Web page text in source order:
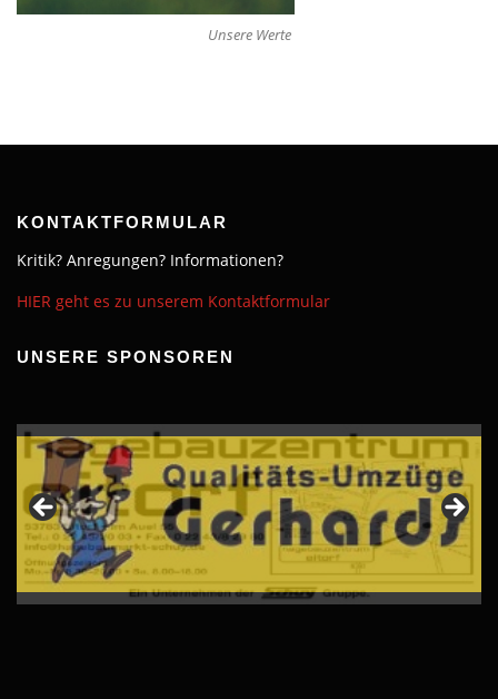
Unsere Werte
KONTAKTFORMULAR
Kritik? Anregungen? Informationen?
HIER geht es zu unserem Kontaktformular
UNSERE SPONSOREN